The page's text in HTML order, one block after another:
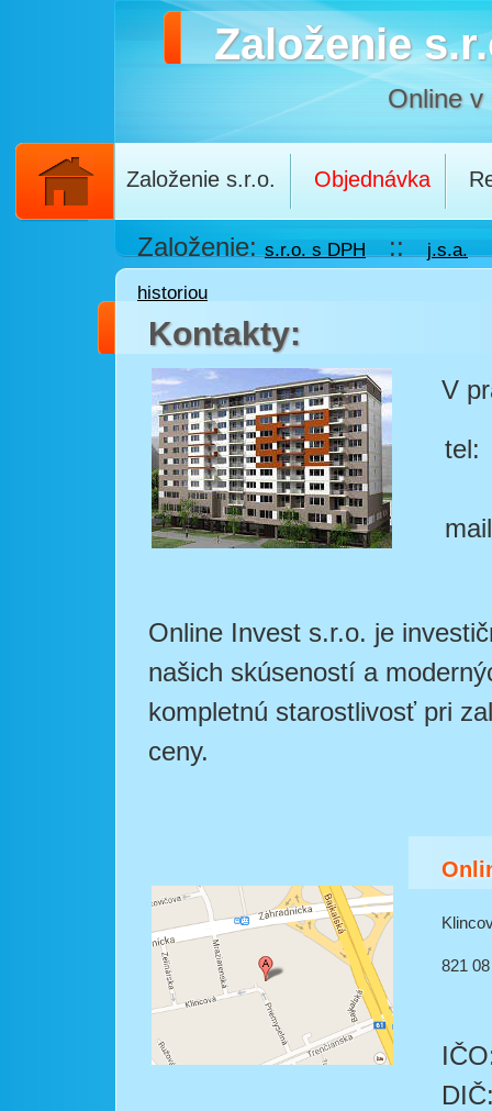
Založenie
Online v
Založenie s.r.o. Objednávka
Založenie: s.r.o. s DPH :: j.s.a.
historiou
Kontakty:
V
tel:
Online Invest s.r.o. je
našich skúseností a
kompletnú starostlivosť pri
ceny.
821